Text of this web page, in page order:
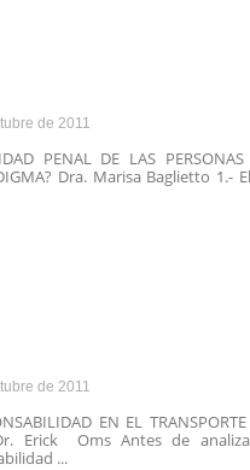
de 2011
PENAL DE LAS PERSONAS
Dra. Marisa Baglietto 1.-
de 2011
EN EL
Dr. Erick Oms Antes de
...